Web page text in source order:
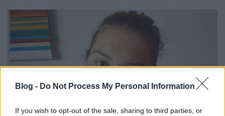
Blog - Do Not Process My Personal Information
If you wish to opt-out of the sale, sharing to third parties, or